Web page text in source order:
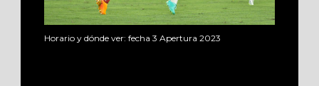
Horario y dónde ver: fecha 3 Apertura 2023